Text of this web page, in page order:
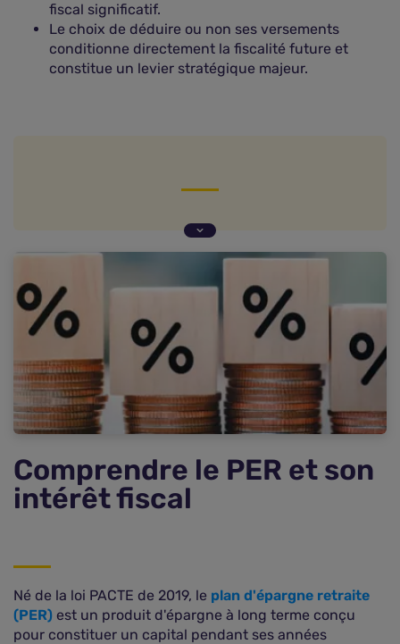
fiscal significatif.
Le choix de déduire ou non ses versements
conditionne directement la fiscalité future et
constitue un levier stratégique majeur.
Le mécanisme de défiscalisation du PER
PER ?
Fiscalité du PER à la sortie : ce qu'il faut anticiper
Les limites et points de vigilance de la
défiscalisation PER
Stratégies pour optimiser la défiscalisation avec
un PER
FAQ : les réponses aux questions clés sur la
Comprendre le PER et son
intérêt fiscal
Né de la loi PACTE de 2019, le plan d'épargne retraite
(PER) est un produit d'épargne à long terme conçu
pour constituer un capital pendant ses années